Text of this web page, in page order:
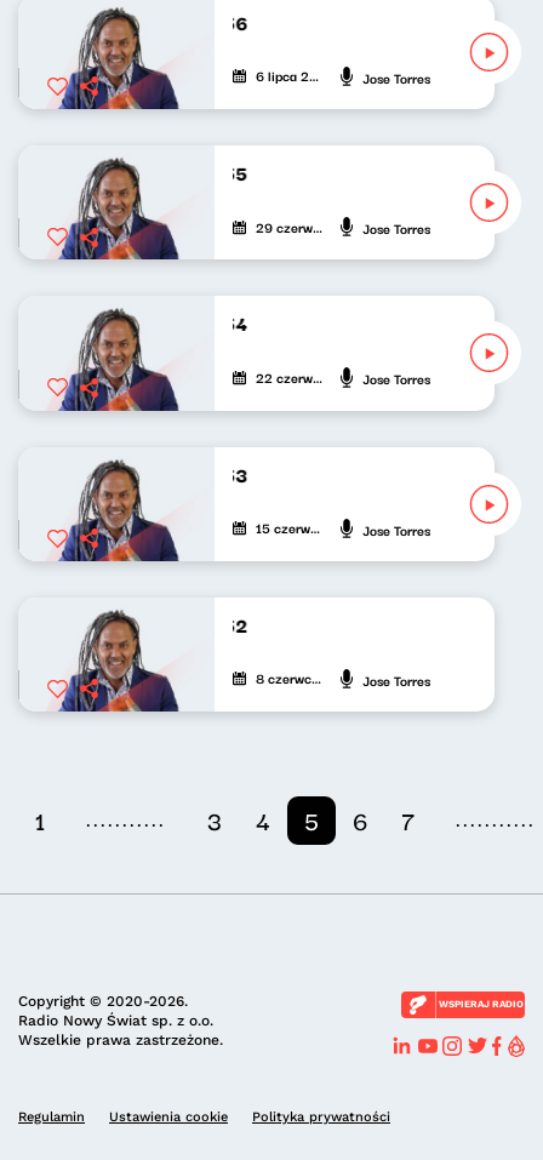
De Cuba, Su Musica 256
6 lipca 2025 Jose Torres
De Cuba, Su Musica 255
29 czerwca 2025 Jose Torres
De Cuba, Su Musica 254
22 czerwca 2025 Jose Torres
De Cuba, Su Musica 253
15 czerwca 2025 Jose Torres
De Cuba, Su Musica 252
8 czerwca 2025 Jose Torres
1 ........... 3 4 5 6 7 ...........
Copyright © 2020-2026.
Radio Nowy Świat sp. z o.o.
Wszelkie prawa zastrzeżone.
WSPIERAJ RADIO
Regulamin Ustawienia cookie Polityka prywatności